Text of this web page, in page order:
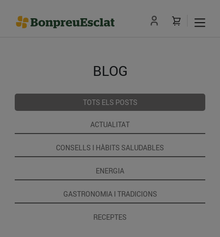
BLOG
TOTS ELS POSTS
ACTUALITAT
CONSELLS I HÀBITS SALUDABLES
ENERGIA
GASTRONOMIA I TRADICIONS
RECEPTES